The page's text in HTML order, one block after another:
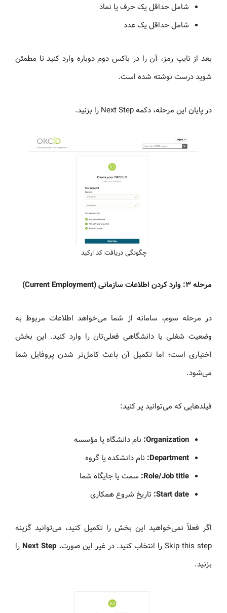
شامل حداقل یک حرف یا نماد
شامل حداقل یک عدد
بعد از تایپ رمز، آن را در باکس دوم دوباره وارد کنید تا مطمئن
شوید درست نوشته شده است.
در پایان این مرحله، دکمه Next Step را بزنید.
چگونگی دریافت کد ارکید
مرحله ۳: وارد کردن اطلاعات سازمانی (Current Employment)
در مرحله سوم، سامانه از شما می‌خواهد اطلاعات مربوط به
وضعیت شغلی یا دانشگاهی فعلی‌تان را وارد کنید. این بخش
اختیاری است؛ اما تکمیل آن باعث کامل‌تر شدن پروفایل شما
می‌شود.
فیلدهایی که می‌توانید پر کنید:
Organization: نام دانشگاه یا مؤسسه
Department: نام دانشکده یا گروه
Role/Job title: سمت یا جایگاه شما
Start date: تاریخ شروع همکاری
اگر فعلاً نمی‌خواهید این بخش را تکمیل کنید، می‌توانید گزینه
Skip this step را انتخاب کنید. در غیر این صورت،
Next Step را
بزنید.